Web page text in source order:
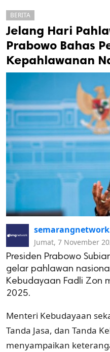
cipta.
BERITA
Jelang Hari
Prabowo Bahas
Kepahlawanan
Jumat, 7 November
Presiden Prabowo
gelar pahlawan
Kebudayaan Fadli Zon
2025.
Menteri Kebudayaan
Tanda Jasa, dan Tanda
menyampaikan